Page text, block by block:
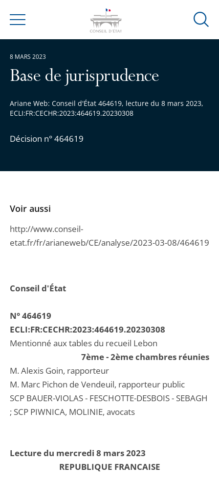
Menu
Ouvrir
Base de jurisprudence
Ariane Web: Conseil d'État 464619, lecture du 8 mars 2023,
ECLI:FR:CECHR:2023:464619.20230308
Décision n° 464619
8 MARS 2023
Conseil d'État
N° 464619
ECLI:FR:CECHR:2023:464619.20230308
Mentionné aux tables du recueil Lebon
7ème - 2ème chambres réunies
M. Alexis Goin, rapporteur
M. Marc Pichon de Vendeuil, rapporteur public
SCP BAUER-VIOLAS - FESCHOTTE-DESBOIS - SEBAGH
; SCP PIWNICA, MOLINIE, avocats
Lecture du mercredi 8 mars 2023
REPUBLIQUE FRANCAISE
Voir aussi
http://www.conseil-
etat.fr/fr/arianeweb/CE/analyse/2023-03-08/464619